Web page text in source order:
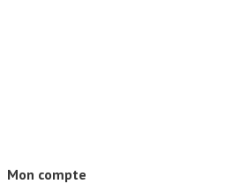
Mon compte